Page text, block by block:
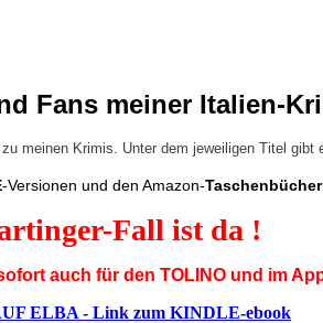
Fans meiner Italien-
meinen Krimis. Unter dem jeweiligen Titel
-Versionen und den Amazon-
Fall ist da !
auch für den TOLINO und im
ELBA - Link zum KINDLE-ebook